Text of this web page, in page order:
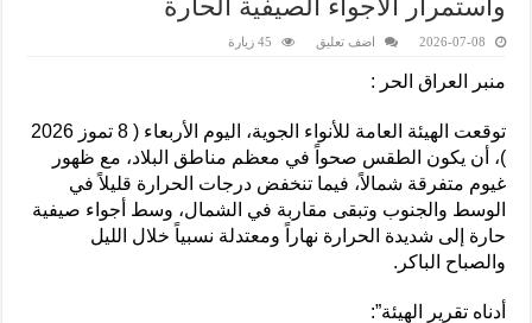
واستمرار الأجواء الصيفية الحارة
2026-07-08 اضف تعليق 45 زيارة
منبر العراق الحر :
توقعت الهيئة العامة للأنواء الجوية، اليوم الأربعاء ( 8 تموز 2026
)، أن يكون الطقس صحواً في معظم مناطق البلاد، مع ظهور
غيوم متفرقة شمالاً، فيما تنخفض درجات الحرارة قليلاً في
الوسط والجنوب وتبقى مقاربة في الشمال، وسط أجواء صيفية
حارة إلى شديدة الحرارة نهاراً ومعتدلة نسبياً خلال الليل
والصباح الباكر.
أدناه تقرير الهيئة”: